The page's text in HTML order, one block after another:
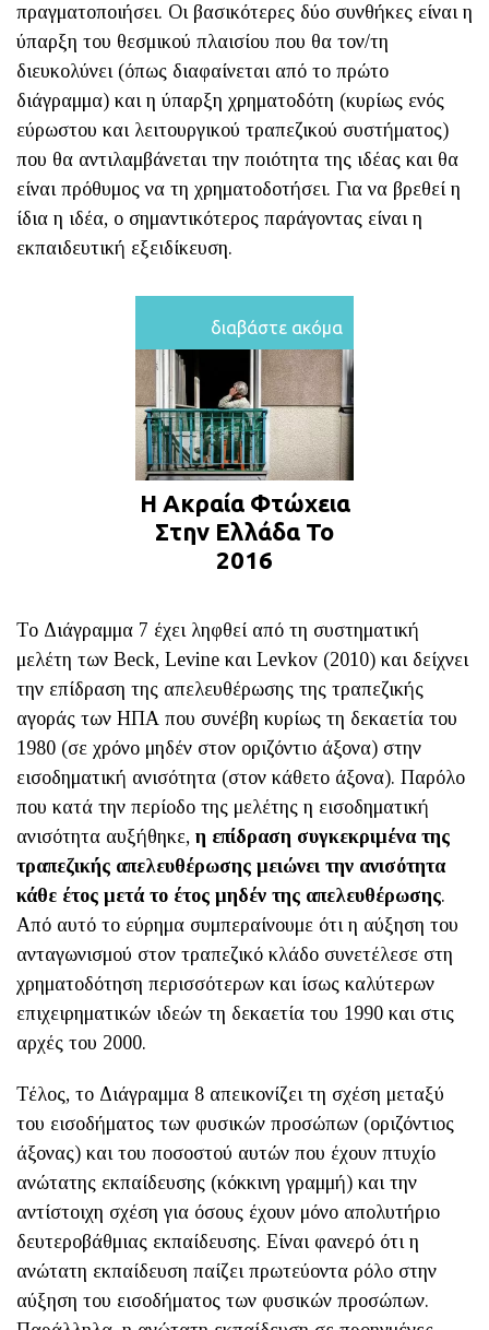
πραγματοποιήσει. Οι βασικότερες δύο συνθήκες είναι η
ύπαρξη του θεσμικού πλαισίου που θα τον/τη
διευκολύνει (όπως διαφαίνεται από το πρώτο
διάγραμμα) και η ύπαρξη χρηματοδότη (κυρίως ενός
εύρωστου και λειτουργικού τραπεζικού συστήματος)
που θα αντιλαμβάνεται την ποιότητα της ιδέας και θα
είναι πρόθυμος να τη χρηματοδοτήσει. Για να βρεθεί η
ίδια η ιδέα, ο σημαντικότερος παράγοντας είναι η
εκπαιδευτική εξειδίκευση.
διαβάστε ακόμα
Η Ακραία Φτώχεια
Στην Ελλάδα Το
2016
Το Διάγραμμα 7 έχει ληφθεί από τη συστηματική
μελέτη των Beck, Levine και Levkov (2010) και δείχνει
την επίδραση της απελευθέρωσης της τραπεζικής
αγοράς των ΗΠΑ που συνέβη κυρίως τη δεκαετία του
1980 (σε χρόνο μηδέν στον οριζόντιο άξονα) στην
εισοδηματική ανισότητα (στον κάθετο άξονα). Παρόλο
που κατά την περίοδο της μελέτης η εισοδηματική
ανισότητα αυξήθηκε, η επίδραση συγκεκριμένα της
τραπεζικής απελευθέρωσης μειώνει την ανισότητα
κάθε έτος μετά το έτος μηδέν της απελευθέρωσης.
Από αυτό το εύρημα συμπεραίνουμε ότι η αύξηση του
ανταγωνισμού στον τραπεζικό κλάδο συνετέλεσε στη
χρηματοδότηση περισσότερων και ίσως καλύτερων
επιχειρηματικών ιδεών τη δεκαετία του 1990 και στις
αρχές του 2000.
Τέλος, το Διάγραμμα 8 απεικονίζει τη σχέση μεταξύ
του εισοδήματος των φυσικών προσώπων (οριζόντιος
άξονας) και του ποσοστού αυτών που έχουν πτυχίο
ανώτατης εκπαίδευσης (κόκκινη γραμμή) και την
αντίστοιχη σχέση για όσους έχουν μόνο απολυτήριο
δευτεροβάθμιας εκπαίδευσης. Είναι φανερό ότι η
ανώτατη εκπαίδευση παίζει πρωτεύοντα ρόλο στην
αύξηση του εισοδήματος των φυσικών προσώπων.